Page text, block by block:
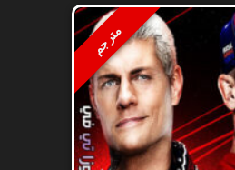
مترجم